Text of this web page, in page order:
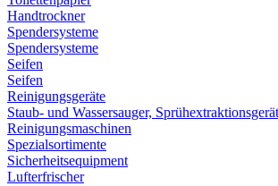
Handtrockner
Spendersysteme
Spendersysteme
Seifen
Seifen
Reinigungsgeräte
Staub- und Wassersauger,
Reinigungsmaschinen
Spezialsortimente
Sicherheitsequipment
Lufterfrischer